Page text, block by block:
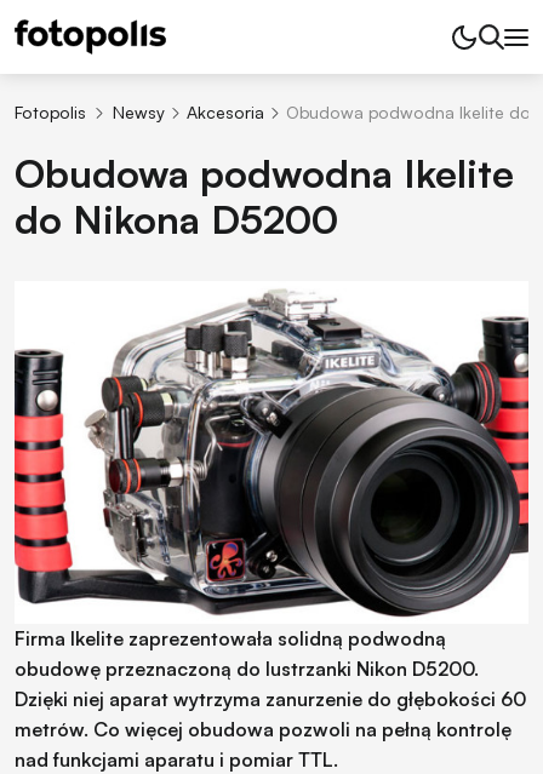
Fotopolis Newsy Akcesoria Obudowa podwodna Ikelite do
Obudowa podwodna Ikelite
do Nikona D5200
Firma Ikelite zaprezentowała solidną podwodną
obudowę przeznaczoną do lustrzanki Nikon D5200.
Dzięki niej aparat wytrzyma zanurzenie do głębokości 60
metrów. Co więcej obudowa pozwoli na pełną kontrolę
nad funkcjami aparatu i pomiar TTL.